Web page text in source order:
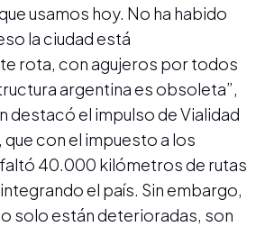
usamos hoy. No ha habido
la ciudad está
rota, con agujeros por todos
argentina es obsoleta”,
destacó el impulso de Vialidad
que con el impuesto a los
40.000 kilómetros de rutas
el país. Sin embargo,
solo están deterioradas, son